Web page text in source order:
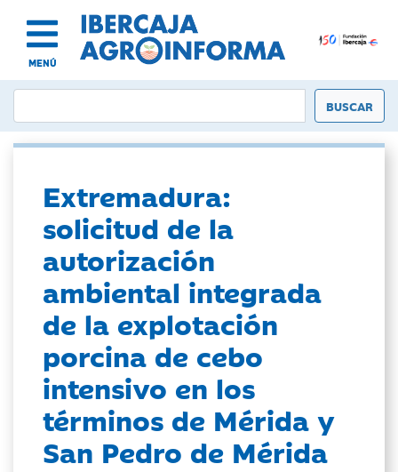
MENÚ
Extremadura:
solicitud de la
autorización
ambiental integrada
de la explotación
porcina de cebo
intensivo en los
términos de Mérida y
San Pedro de Mérida